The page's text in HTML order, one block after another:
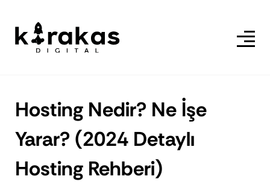
Hosting Nedir? Ne İşe
Yarar? (2024 Detaylı
Hosting Rehberi)